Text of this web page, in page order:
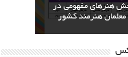
The Geometric
Divine Name “Allah”:
قرآن منسوب به ائمه
دیجیتال آستان قدس
معلمان هنرمند
منسوب به امام
هنرهای مفهومی در
هنرمند کشور